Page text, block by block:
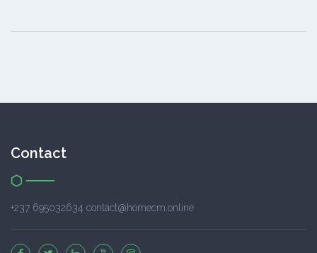
Contact
+237 695032634 contact@homecm.online